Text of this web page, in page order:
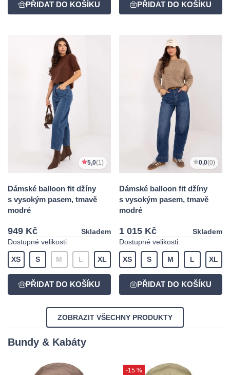
5,0(1)
Dámské balloon fit džíny
s vysokým pasem, tmavě
modré
949 Kč
Skladem
Dostupné velikosti:
XS S M L XL
0,0(0)
Dámské balloon fit džíny
s vysokým pasem, tmavě
modré
1 015 Kč
Skladem
Dostupné velikosti:
XS S M L XL
ZOBRAZIT VŠECHNY PRODUKTY
Bundy & Kabáty
-15 %